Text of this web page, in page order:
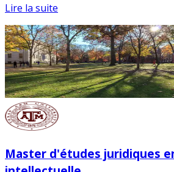
Lire la suite
Master d'études juridiques